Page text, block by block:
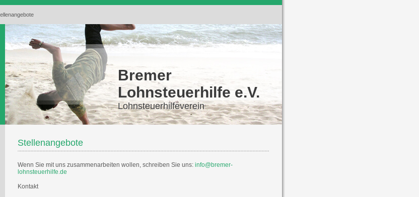
Bremer
Lohnsteuerhilfe e.V.
Lohnsteuerhilfeverein
Stellenangebote
Wenn Sie mit uns zusammenarbeiten wollen, schreiben Sie uns: info@bremer-
lohnsteuerhilfe.de
Kontakt